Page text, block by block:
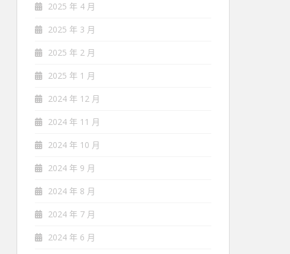
2025 年 4 月
2025 年 3 月
2025 年 2 月
2025 年 1 月
2024 年 12 月
2024 年 11 月
2024 年 10 月
2024 年 9 月
2024 年 8 月
2024 年 7 月
2024 年 6 月